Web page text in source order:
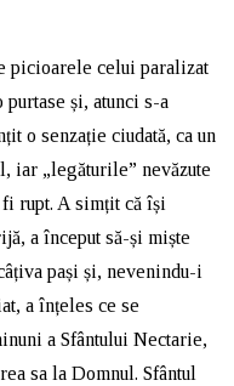
picioarele celui paralizat
purtase și, atunci s-a
o senzație ciudată, ca un
iar „legăturile” nevăzute
fi rupt. A simțit că își
a început să-și miște
pași și, nevenindu-i
a înțeles ce se
a Sfântului Nectarie,
sa la Domnul. Sfântul